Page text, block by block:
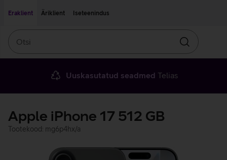
Eraklient
Äriklient Iseteenindus
Otsin
Uuskasutatud seadmed Telias
Apple iPhone 17 512 GB
Tootekood: mg6p4hx/a